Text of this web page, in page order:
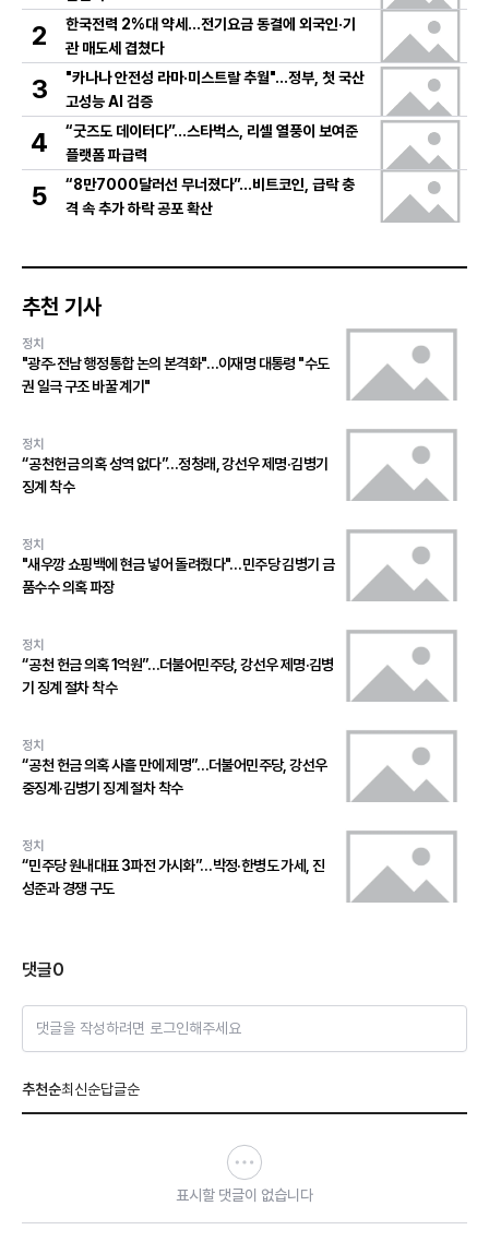
2
한국전력 2%대 약세…전기요금 동결에 외국인·기
관 매도세 겹쳤다
3
"카나나 안전성 라마·미스트랄 추월"…정부, 첫 국산
고성능 AI 검증
4
“굿즈도 데이터다”…스타벅스, 리셀 열풍이 보여준
플랫폼 파급력
5
“8만7000달러선 무너졌다”…비트코인, 급락 충
격 속 추가 하락 공포 확산
추천 기사
정치
"광주·전남 행정통합 논의 본격화"…이재명 대통령 "수도
권 일극 구조 바꿀 계기"
정치
“공천헌금 의혹 성역 없다”…정청래, 강선우 제명·김병기
징계 착수
정치
"새우깡 쇼핑백에 현금 넣어 돌려줬다"…민주당 김병기 금
품수수 의혹 파장
정치
“공천 헌금 의혹 1억원”…더불어민주당, 강선우 제명·김병
기 징계 절차 착수
정치
“공천 헌금 의혹 사흘 만에 제명”…더불어민주당, 강선우
중징계·김병기 징계 절차 착수
정치
“민주당 원내대표 3파전 가시화”…박정·한병도 가세, 진
성준과 경쟁 구도
댓글0
댓글을 작성하려면 로그인해주세요
추천순최신순답글순
표시할 댓글이 없습니다